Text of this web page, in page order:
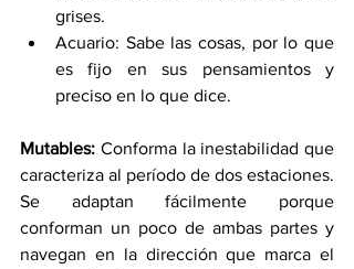
grises.
Acuario: Sabe las cosas, por lo que
es fijo en sus pensamientos y
preciso en lo que dice.
Mutables: Conforma la inestabilidad que
caracteriza al período de dos estaciones.
Se adaptan fácilmente porque
conforman un poco de ambas partes y
navegan en la dirección que marca el